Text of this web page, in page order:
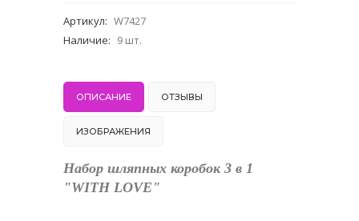
Артикул: W7427
Наличие: 9 шт.
ОПИСАНИЕ ОТЗЫВЫ
ИЗОБРАЖЕНИЯ
Набор шляпных коробок 3 в 1
"WITH LOVE"